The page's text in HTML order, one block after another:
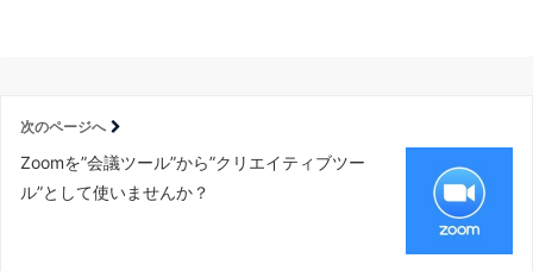
次のページへ
Zoomを”会議ツール”から”クリエイティブツー
ル”として使いませんか？